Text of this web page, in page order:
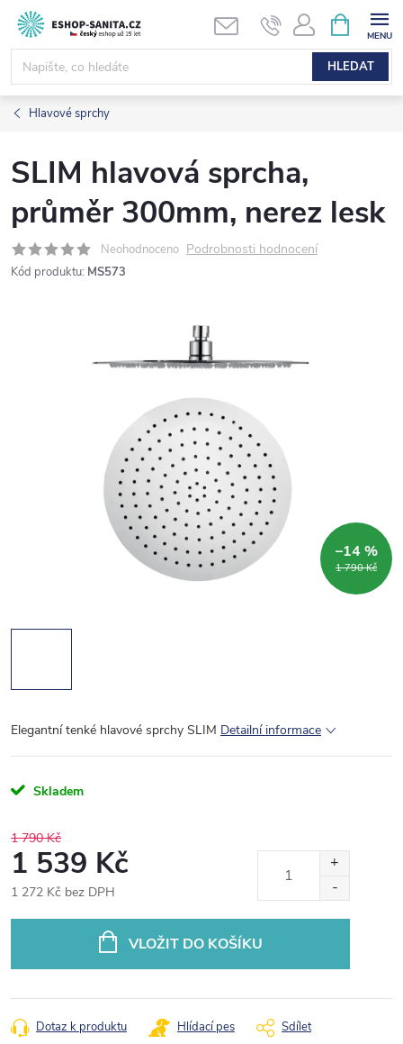
Přejít
obsah
HLEDAT
NÁKUPNÍ
KOŠÍK
Hlavové sprchy
SLIM hlavová sprcha,
průměr 300mm, nerez lesk
Neohodnoceno Podrobnosti hodnocení
Kód produktu: MS573
1 790 Kč
–14 %
Elegantní tenké hlavové sprchy SLIM Detailní informace
Skladem
1 790 Kč
1 539 Kč
1 272 Kč bez DPH
VLOŽIT DO KOŠÍKU
Dotaz k produktu Hlídací pes Sdílet